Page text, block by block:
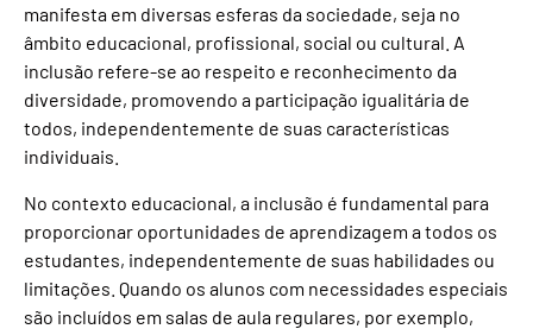
manifesta em diversas esferas da sociedade, seja no
âmbito educacional, profissional, social ou cultural. A
inclusão refere-se ao respeito e reconhecimento da
diversidade, promovendo a participação igualitária de
todos, independentemente de suas características
individuais.
No contexto educacional, a inclusão é fundamental para
proporcionar oportunidades de aprendizagem a todos os
estudantes, independentemente de suas habilidades ou
limitações. Quando os alunos com necessidades especiais
são incluídos em salas de aula regulares, por exemplo,